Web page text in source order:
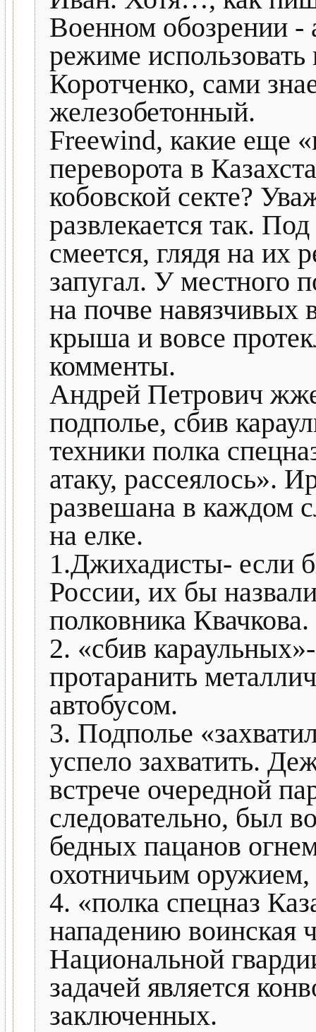
Военном обозрении -
режиме
Коротченко, сами
железобетонный.
Freewind, какие еще
переворота в
кобовской секте?
развлекается так.
смеется, глядя на
запугал. У местного
на почве навязчивых
крыша и вовсе
комменты.
Андрей Петрович
подполье, сбив
техники полка
атаку, рассеялось».
развешана в каждом
на елке.
1.Джихадисты- если
России, их бы
полковника
2. «сбив
протаранить
автобусом.
3. Подполье
успело захватить.
встрече очередной
следовательно, был
бедных пацанов
охотничьим
4. «полка спецназ
нападению воинская
Национальной
задачей является
заключенных.